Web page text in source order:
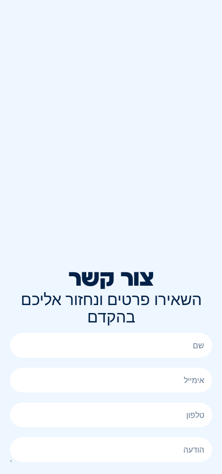
צור קשר
השאירו פרטים ונחזור אליכם
בהקדם